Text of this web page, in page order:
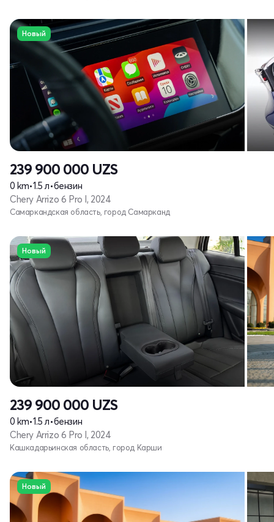
Новый
239 900 000 UZS
0 km•1.5 л•бензин
Chery Arrizo 6 Pro I, 2024
Самаркандская область, город Самарканд
Новый
239 900 000 UZS
0 km•1.5 л•бензин
Chery Arrizo 6 Pro I, 2024
Кашкадарьинская область, город Карши
Новый